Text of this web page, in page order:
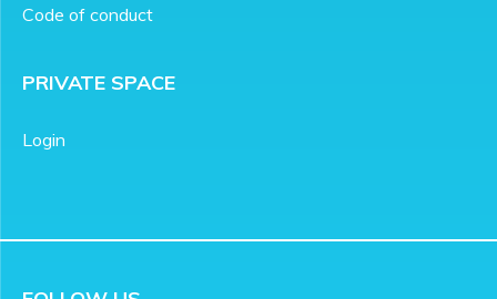
Code of conduct
PRIVATE SPACE
Login